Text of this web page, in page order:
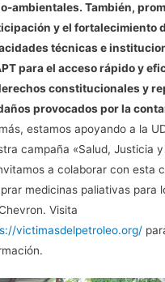
ambientales. También,
y el fortalecimiento
técnicas e
para el acceso rápido y
constitucionales y
provocados por la
estamos apoyando a la
campaña «Salud, Justicia
a colaborar con esta
medicinas paliativas para
Visita
victimasdelpetroleo.org/